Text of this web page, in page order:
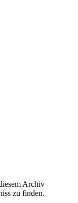
Archiv
zu finden.